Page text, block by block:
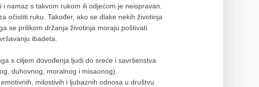
namaz s takvom rukom ili odjećom je neispravan.
očistiti ruku. Također, ako se dlake nekih životinja
se prilikom držanja životinja moraju poštivati
ibadeta.
s ciljem dovođenja ljudi do sreće i savršenstva
duhovnog, moralnog i misaonog).
milostivih i ljubaznih odnosa u društvu.